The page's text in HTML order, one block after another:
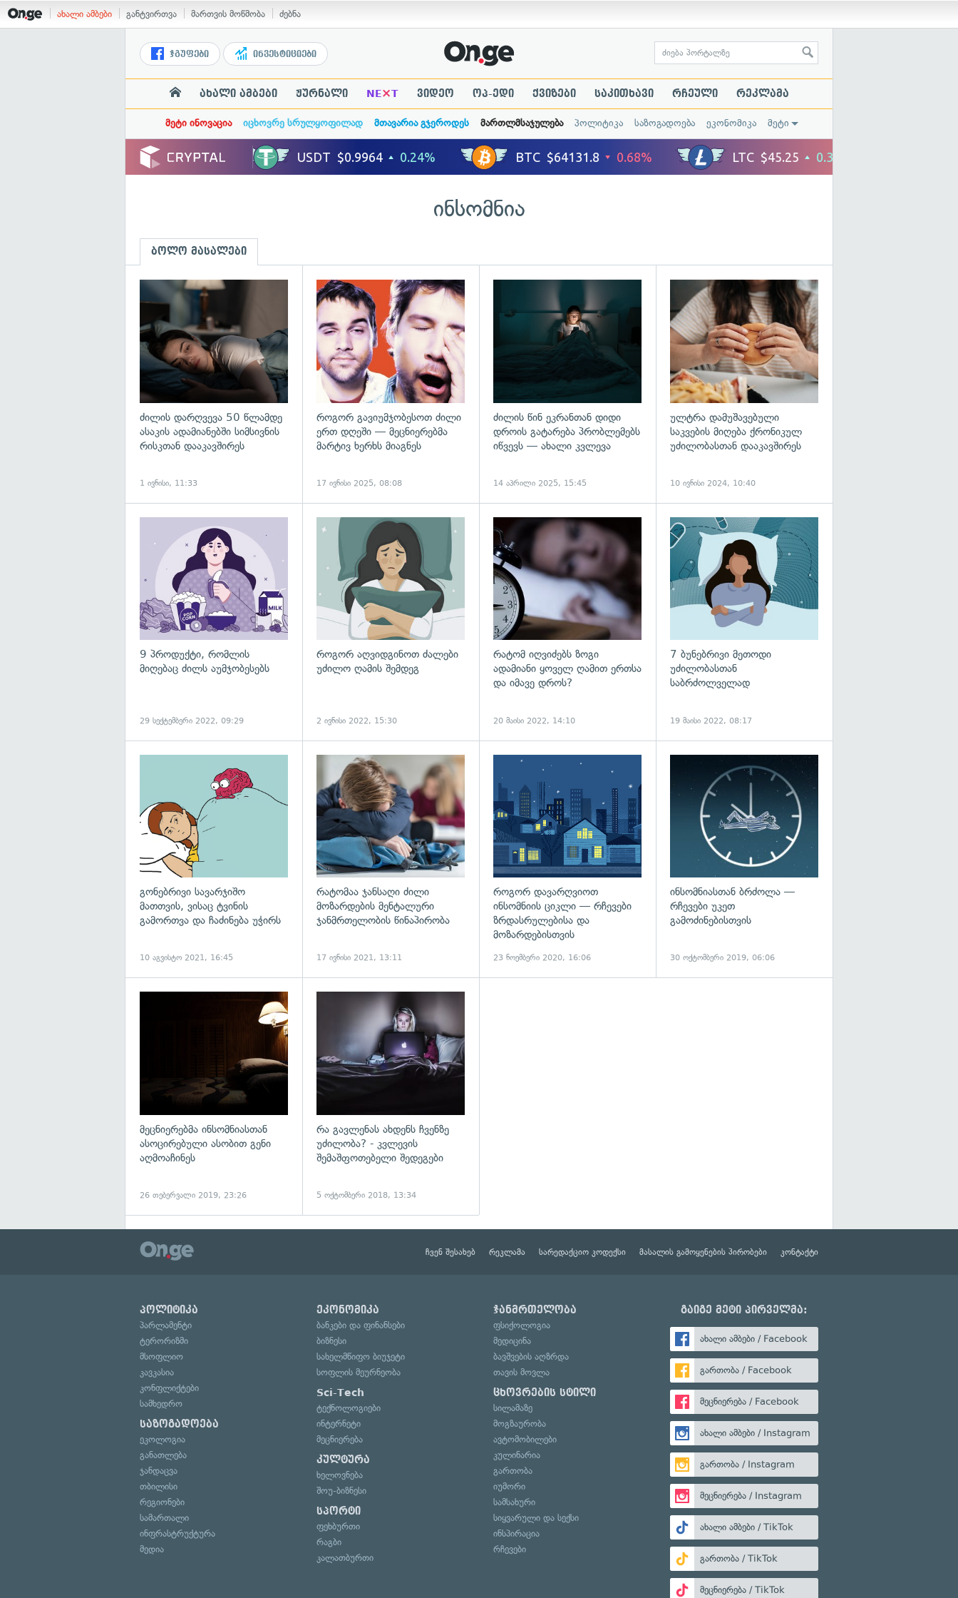
ახალი ამბები განტვირთვა მართვის მოწმობა ძებნა
ჯგუფები ინვესტიციები
ახალი ამბები ჟურნალი NE×T ვიდეო ოპ-ედი ქვიზები საკითხავი რჩეული რეკლამა
მეტი ინოვაცია იცხოვრე სრულყოფილად მთავარია გჯეროდეს მართლმსაჯულება პოლიტიკა საზოგადოება ეკონომიკა მეტი
ინსომნია
ბოლო მასალები
გადახედვა
ძილის დარღვევა 50 წლამდე
ასაკის ადამიანებში სიმსივნის
რისკთან დააკავშირეს
1 ივნისი, 11:33
როგორ გავიუმჯობესოთ ძილი
ერთ დღეში — მეცნიერებმა
მარტივ ხერხს მიაგნეს
17 ივნისი 2025, 08:08
გადახედვა
ძილის წინ ეკრანთან დიდი
დროის გატარება პრობლემებს
იწვევს — ახალი კვლევა
14 აპრილი 2025, 15:45
ულტრა დამუშავებული
საკვების მიღება ქრონიკულ
უძილობასთან დააკავშირეს
10 ივნისი 2024, 10:40
9 პროდუქტი, რომლის
მიღებაც ძილს აუმჯობესებს
29 სექტემბერი 2022, 09:29
როგორ აღვიდგინოთ ძალები
უძილო ღამის შემდეგ
2 ივნისი 2022, 15:30
გადახედვა
რატომ იღვიძებს ზოგი
ადამიანი ყოველ ღამით ერთსა
და იმავე დროს?
20 მაისი 2022, 14:10
7 ბუნებრივი მეთოდი
უძილობასთან
საბრძოლველად
19 მაისი 2022, 08:17
გონებრივი სავარჯიშო
მათთვის, ვისაც ტვინის
გამორთვა და ჩაძინება უჭირს
10 აგვისტო 2021, 16:45
რატომაა ჯანსაღი ძილი
მოზარდების მენტალური
ჯანმრთელობის წინაპირობა
17 ივნისი 2021, 13:11
როგორ დავარღვიოთ
ინსომნიის ციკლი — რჩევები
ზრდასრულებისა და
მოზარდებისთვის
23 ნოემბერი 2020, 16:06
ინსომნიასთან ბრძოლა —
რჩევები უკეთ
გამოძინებისთვის
30 ოქტომბერი 2019, 06:06
მეცნიერებმა ინსომნიასთან
ასოცირებული ასობით გენი
აღმოაჩინეს
26 თებერვალი 2019, 23:26
რა გავლენას ახდენს ჩვენზე
უძილობა? - კვლევის
შემაშფოთებელი შედეგები
5 ოქტომბერი 2018, 13:34
ჩვენ შესახებ რეკლამა სარედაქციო კოდექსი მასალის გამოყენების პირობები კონტაქტი
პოლიტიკა
პარლამენტი
ტერორიზმი
მსოფლიო
კავკასია
კონფლიქტები
სამხედრო
საზოგადოება
ეკოლოგია
განათლება
ჯანდაცვა
თბილისი
რეგიონები
სამართალი
ინფრასტრუქტურა
მედია
ეკონომიკა
ბანკები და ფინანსები
ბიზნესი
სახელმწიფო ბიუჯეტი
სოფლის მეურნეობა
Sci-Tech
ტექნოლოგიები
ინტერნეტი
მეცნიერება
კულტურა
ხელოვნება
შოუ-ბიზნესი
სპორტი
ფეხბურთი
რაგბი
კალათბურთი
ჯანმრთელობა
ფსიქოლოგია
მედიცინა
ბავშვების აღზრდა
თავის მოვლა
ცხოვრების სტილი
სილამაზე
მოგზაურობა
ავტომობილები
კულინარია
გართობა
იუმორი
სამსახური
სიყვარული და სექსი
ინსპირაცია
რჩევები
გაიგე მეტი პირველმა:
ახალი ამბები / Facebook
გართობა / Facebook
მეცნიერება / Facebook
ახალი ამბები / Instagram
გართობა / Instagram
მეცნიერება / Instagram
ახალი ამბები / TikTok
გართობა / TikTok
მეცნიერება / TikTok